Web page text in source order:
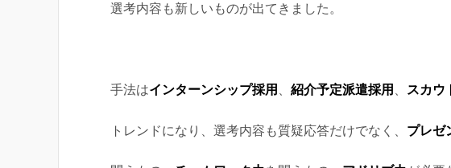
選考内容も新しいものが出てきました。
手法はインターンシップ採用 紹介予定派遣採用 スカウ
トレンドになり、選考内容も質疑応答だけでなく、 プレゼ